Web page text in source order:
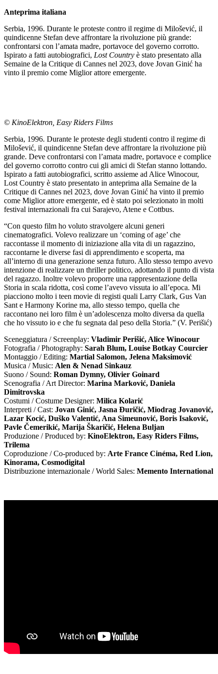
Anteprima italiana
Serbia, 1996. Durante le proteste contro il regime di Milošević, il
quindicenne Stefan deve affrontare la rivoluzione più grande:
confrontarsi con l’amata madre, portavoce del governo corrotto.
Ispirato a fatti autobiografici, Lost Country è stato presentato alla
Semaine de la Critique di Cannes nel 2023, dove Jovan Ginić ha
vinto il premio come Miglior attore emergente.
© KinoElektron, Easy Riders Films
Serbia, 1996. Durante le proteste degli studenti contro il regime di
Milošević, il quindicenne Stefan deve affrontare la rivoluzione più
grande. Deve confrontarsi con l’amata madre, portavoce e complice
del governo corrotto contro cui gli amici di Stefan stanno lottando.
Ispirato a fatti autobiografici, scritto assieme ad Alice Winocour,
Lost Country è stato presentato in anteprima alla Semaine de la
Critique di Cannes nel 2023, dove Jovan Ginić ha vinto il premio
come Miglior attore emergente, ed è stato poi selezionato in molti
festival internazionali fra cui Sarajevo, Atene e Cottbus.
“Con questo film ho voluto stravolgere alcuni generi
cinematografici. Volevo realizzare un ‘coming of age’ che
raccontasse il momento di iniziazione alla vita di un ragazzino,
raccontarne le diverse fasi di apprendimento e scoperta, ma
all’interno di una generazione senza futuro. Allo stesso tempo avevo
intenzione di realizzare un thriller politico, adottando il punto di vista
del ragazzo. Inoltre volevo proporre una rappresentazione della
Storia in scala ridotta, così come l’avevo vissuta io all’epoca. Mi
piacciono molto i teen movie di registi quali Larry Clark, Gus Van
Sant e Harmony Korine ma, allo stesso tempo, quella che
raccontano nei loro film è un’adolescenza molto diversa da quella
che ho vissuto io e che fu segnata dal peso della Storia.” (V. Perišić)
Sceneggiatura / Screenplay: Vladimir Perišić, Alice Winocour
Fotografia / Photography: Sarah Blum, Louise Botkay Courcier
Montaggio / Editing: Martial Salomon, Jelena Maksimović
Musica / Music: Alen & Nenad Sinkauz
Suono / Sound: Roman Dymny, Olivier Goinard
Scenografia / Art Director: Marina Marković, Daniela
Dimitrovska
Costumi / Costume Designer: Milica Kolarić
Interpreti / Cast: Jovan Ginić, Jasna Đuričić, Miodrag Jovanović,
Lazar Kocić, Duško Valentić, Ana Simeunović, Boris Isaković,
Pavle Čemerikić, Marija Škaričić, Helena Buljan
Produzione / Produced by: KinoElektron, Easy Riders Films,
Trilema
Coproduzione / Co-produced by: Arte France Cinéma, Red Lion,
Kinorama, Cosmodigital
Distribuzione internazionale / World Sales: Memento International